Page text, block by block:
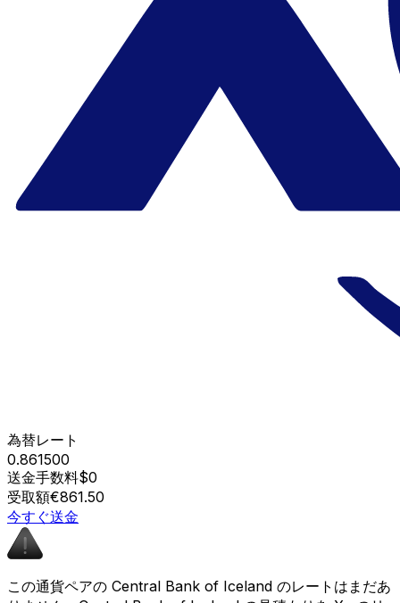
為替レート
0.861500
送金手数料$0
受取額€861.50
今すぐ送金
この通貨ペアの Central Bank of Iceland のレートはまだあ